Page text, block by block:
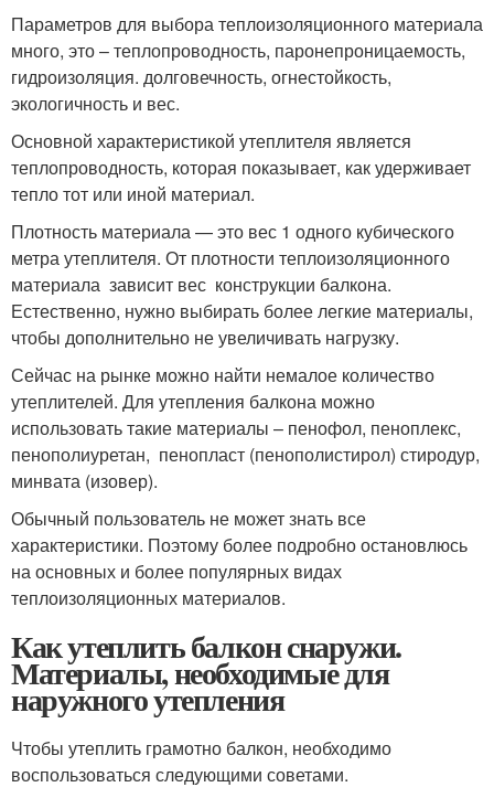
Параметров для выбора теплоизоляционного материала
много, это – теплопроводность, паронепроницаемость,
гидроизоляция. долговечность, огнестойкость,
экологичность и вес.
Основной характеристикой утеплителя является
теплопроводность, которая показывает, как удерживает
тепло тот или иной материал.
Плотность материала — это вес 1 одного кубического
метра утеплителя. От плотности теплоизоляционного
материала зависит вес конструкции балкона.
Естественно, нужно выбирать более легкие материалы,
чтобы дополнительно не увеличивать нагрузку.
Сейчас на рынке можно найти немалое количество
утеплителей. Для утепления балкона можно
использовать такие материалы – пенофол, пеноплекс,
пенополиуретан, пенопласт (пенополистирол) стиродур,
минвата (изовер).
Обычный пользователь не может знать все
характеристики. Поэтому более подробно остановлюсь
на основных и более популярных видах
теплоизоляционных материалов.
Как утеплить балкон снаружи.
Материалы, необходимые для
наружного утепления
Чтобы утеплить грамотно балкон, необходимо
воспользоваться следующими советами.